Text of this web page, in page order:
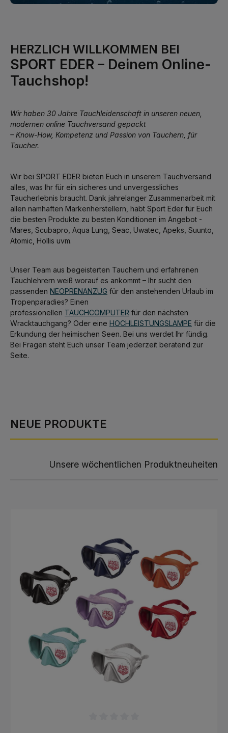
HERZLICH WILLKOMMEN BEI
SPORT EDER – Deinem Online-
Tauchshop!
Wir haben 30 Jahre Tauchleidenschaft in unseren neuen,
modernen online Tauchversand gepackt
– Know-How, Kompetenz und Passion von Tauchern, für
Taucher.
Wir bei SPORT EDER bieten Euch in unserem Tauchversand
alles, was Ihr für ein sicheres und unvergessliches
Taucherlebnis braucht. Dank jahrelanger Zusammenarbeit mit
allen namhaften Markenherstellern, habt Sport Eder für Euch
die besten Produkte zu besten Konditionen im Angebot -
Mares, Scubapro, Aqua Lung, Seac, Uwatec, Apeks, Suunto,
Atomic, Hollis uvm.
Unser Team aus begeisterten Tauchern und erfahrenen
Tauchlehrern weiß worauf es ankommt – Ihr sucht den
passenden NEOPRENANZUG für den anstehenden Urlaub im
Tropenparadies? Einen
professionellen TAUCHCOMPUTER für den nächsten
Wracktauchgang? Oder eine HOCHLEISTUNGSLAMPE für die
Erkundung der heimischen Seen. Bei uns werdet Ihr fündig.
Bei Fragen steht Euch unser Team jederzeit beratend zur
Seite.
NEUE PRODUKTE
Unsere wöchentlichen Produktneuheiten